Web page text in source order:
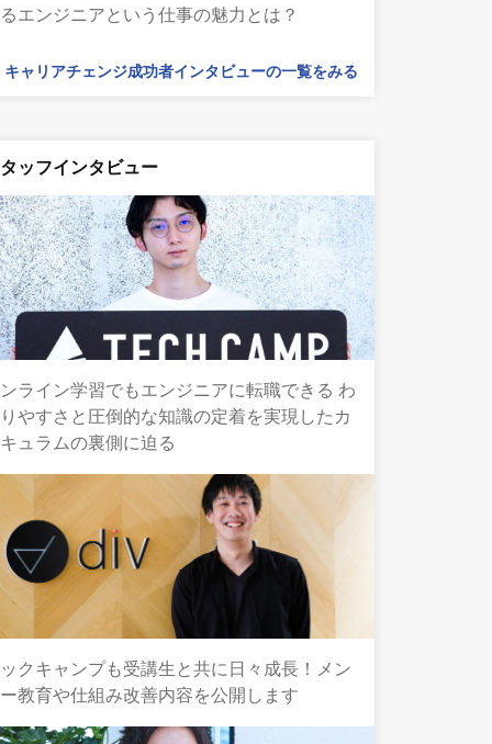
エンジニアという仕事の魅力とは？
キャリアチェンジ成功者インタビューの一覧をみる
ッフインタビュー
ライン学習でもエンジニアに転職できる わ
やすさと圧倒的な知識の定着を実現したカ
ュラムの裏側に迫る
クキャンプも受講生と共に日々成長！メン
教育や仕組み改善内容を公開します